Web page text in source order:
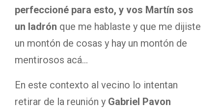
perfeccioné para esto, y vos Martín sos
un ladrón que me hablaste y que me dijiste
un montón de cosas y hay un montón de
mentirosos acá…
En este contexto al vecino lo intentan
retirar de la reunión y Gabriel Pavon